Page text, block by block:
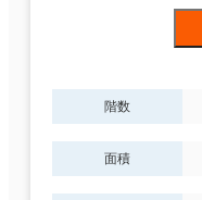
階数
面積